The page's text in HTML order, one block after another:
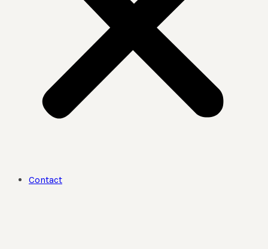
Contact